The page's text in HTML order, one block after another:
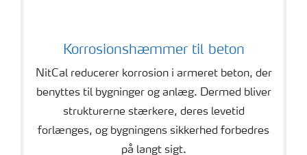
Korrosionshæmmer til beton
NitCal reducerer korrosion i armeret beton, der
benyttes til bygninger og anlæg. Dermed bliver
strukturerne stærkere, deres levetid
forlænges, og bygningens sikkerhed forbedres
på langt sigt.